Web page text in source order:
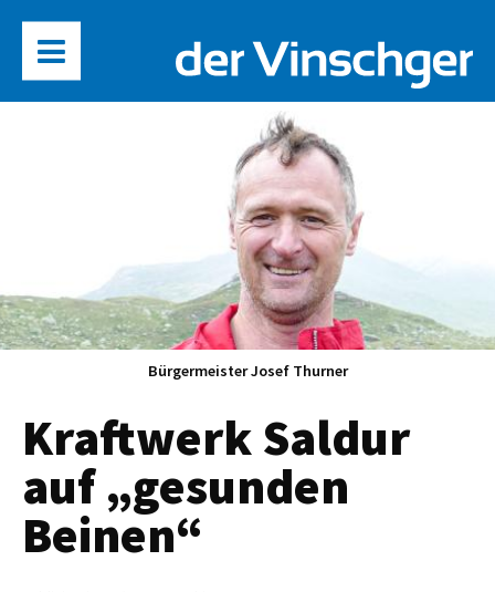
Bürgermeister Josef Thurner
Kraftwerk Saldur
auf „gesunden
Beinen“